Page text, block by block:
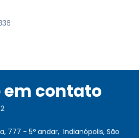
em contato
777 - 5º andar, Indianópolis, São